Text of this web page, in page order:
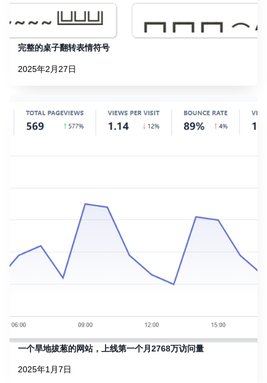
完整的桌子翻转表情符号
2025年2月27日
一个旱地拔葱的网站，上线第一个月2768万访问量
2025年1月7日